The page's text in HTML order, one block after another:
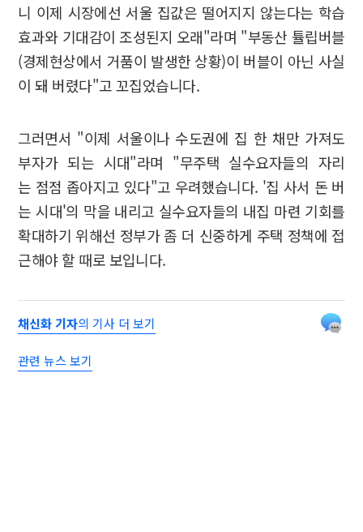
니 이제 시장에선 서울 집값은 떨어지지 않는다는 학습
효과와 기대감이 조성된지 오래"라며 "부동산 튤립버블
(경제현상에서 거품이 발생한 상황)이 버블이 아닌 사실
이 돼 버렸다"고 꼬집었습니다.
그러면서 "이제 서울이나 수도권에 집 한 채만 가져도
부자가 되는 시대"라며 "무주택 실수요자들의 자리
는 점점 좁아지고 있다"고 우려했습니다. '집 사서 돈 버
는 시대'의 막을 내리고 실수요자들의 내집 마련 기회를
확대하기 위해선 정부가 좀 더 신중하게 주택 정책에 접
근해야 할 때로 보입니다.
채신화 기자의 기사 더 보기
관련 뉴스 보기